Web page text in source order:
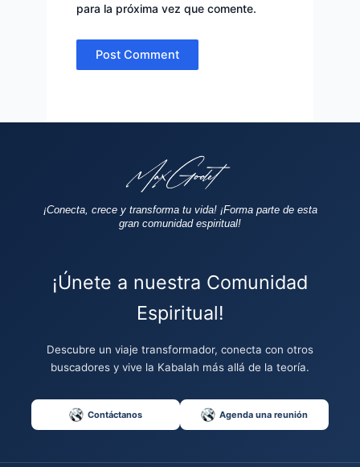
para la próxima vez que comente.
¡Conecta, crece y transforma tu vida! ¡Forma parte de esta
gran comunidad espiritual!
¡Únete a nuestra Comunidad
Espiritual!
Descubre un viaje transformador, conecta con otros
buscadores y vive la Kabalah más allá de la teoría.
Contáctanos Agenda una reunión